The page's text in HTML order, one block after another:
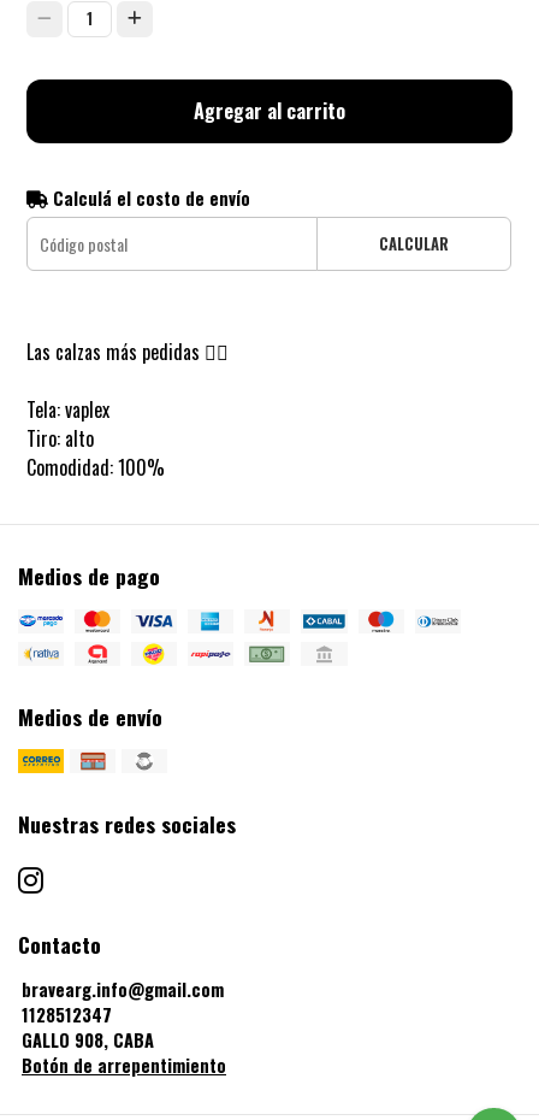
1
Agregar al carrito
Calculá el costo de envío
CALCULAR
Las calzas más pedidas ❤️‍🔥
Tela: vaplex
Tiro: alto
Comodidad: 100%
Medios de pago
Medios de envío
Nuestras redes sociales
Contacto
bravearg.info@gmail.com
1128512347
GALLO 908, CABA
Botón de arrepentimiento